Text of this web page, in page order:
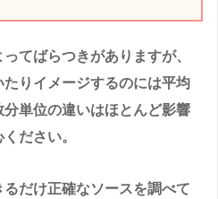
てばらつきがありますが、
りイメージするのには平均
単位の違いはほとんど影響
ださい。
だけ正確なソースを調べて